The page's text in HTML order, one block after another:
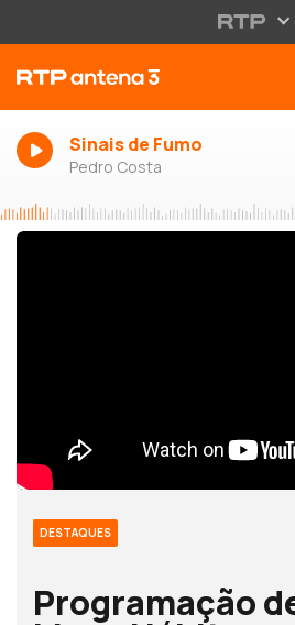
Sinais de Fumo
Pedro Costa
DESTAQUES
Programação